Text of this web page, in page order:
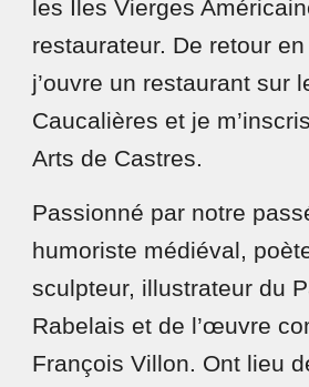
les Iles Vierges
restaurateur. De retour
j’ouvre un restaurant sur
Caucalières et je
Arts de Castres.
Passionné par notre
humoriste médiéval,
sculpteur, illustrateur du
Rabelais et de l’œuvre
François Villon. Ont lieu